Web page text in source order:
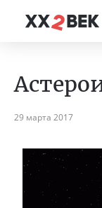
29 марта 2017